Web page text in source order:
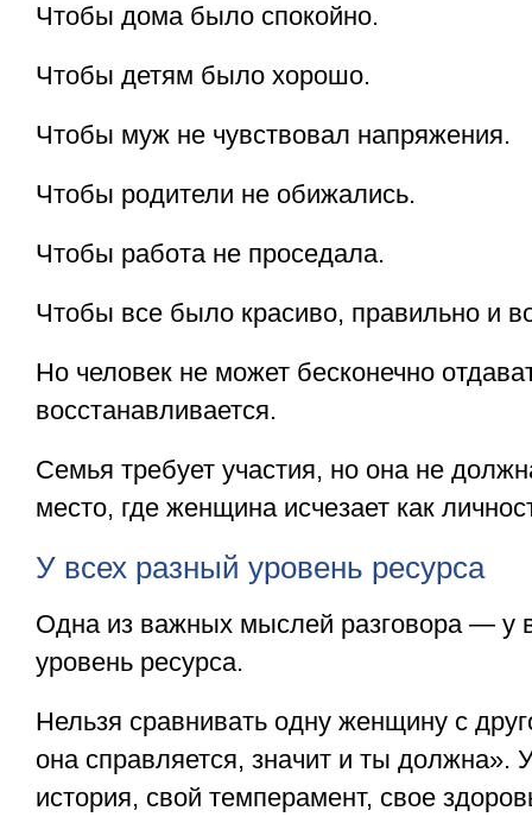
Чтобы дома было спокойно.
Чтобы детям было хорошо.
Чтобы муж не чувствовал напряжения.
Чтобы родители не обижались.
Чтобы работа не проседала.
Чтобы все было красиво, правильно и
Но человек не может бесконечно
восстанавливается.
Семья требует участия, но она не
место, где женщина исчезает как
У всех разный уровень ресурса
Одна из важных мыслей разговора — у
уровень ресурса.
Нельзя сравнивать одну женщину с
она справляется, значит и ты должна».
история, свой темперамент, свое